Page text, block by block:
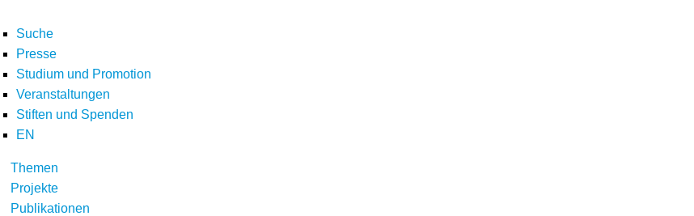
Suche
Presse
Studium und Promotion
Veranstaltungen
Stiften und Spenden
EN
Themen
Projekte
Publikationen
Home Über uns Schriften zum Umweltenergierecht
Teilen